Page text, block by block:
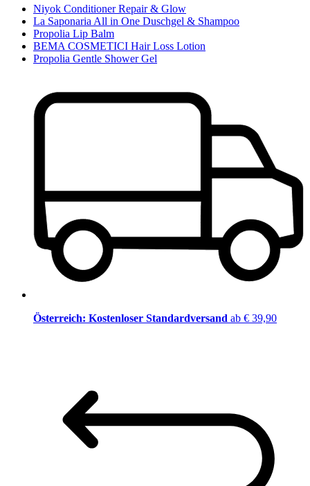
Niyok Conditioner Repair & Glow
La Saponaria All in One Duschgel & Shampoo
Propolia Lip Balm
BEMA COSMETICI Hair Loss Lotion
Propolia Gentle Shower Gel
Österreich: Kostenloser Standardversand ab € 39,90